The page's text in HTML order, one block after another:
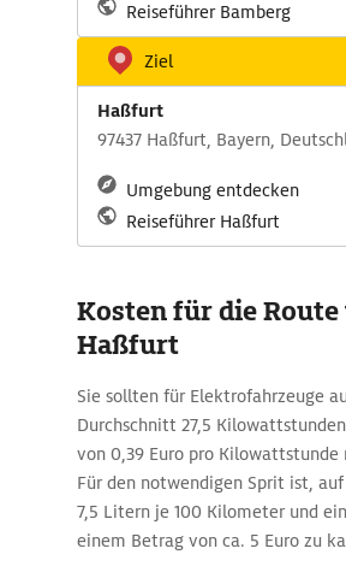
Reiseführer Bamberg
Ziel
Haßfurt
97437 Haßfurt, Bayern,
Umgebung entdecken
Reiseführer Haßfurt
Kosten für die Route
Haßfurt
Sie sollten für Elektrofahrzeuge
Durchschnitt 27,5
von 0,39 Euro pro
Für den notwendigen Sprit ist,
7,5 Litern je 100 Kilometer und
einem Betrag von ca. 5 Euro zu